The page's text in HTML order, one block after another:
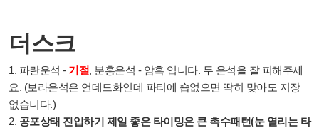
더스크
1. 파란운석 - 기절, 분홍운석 - 암흑 입니다. 두 운석을 잘 피해주세
요. (보라운석은 언데드화인데 파티에 숍없으면 딱히 맞아도 지장
없습니다.)
2. 공포상태 진입하기 제일 좋은 타이밍은 큰 촉수패턴(눈 열리는 타